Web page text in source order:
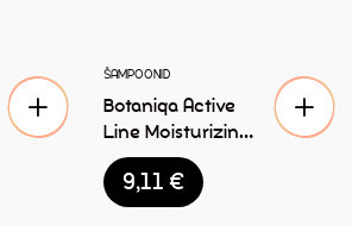
ŠAMPOONID
Botaniqa Active
Line Moisturizing
& Protection
šampoon koertele
250ml
9,11€